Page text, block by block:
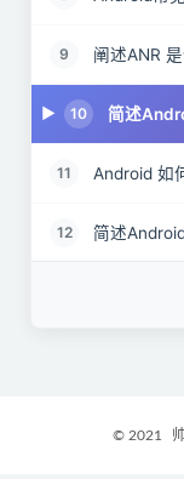
9 阐述ANR
10 简述
11 Android 如
12 简述
简述
© 2021